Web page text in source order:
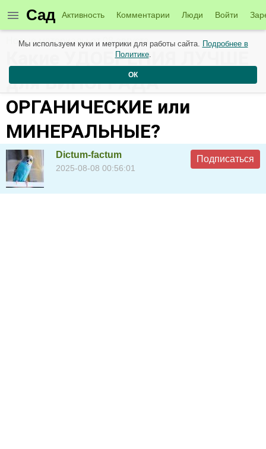
Сад Активность Комментарии Люди Войти
Новые материалы от 08 августа
Какие УДОБРЕНИЯ ЛУЧШЕ
для ВИНОГРАДА –
ОРГАНИЧЕСКИЕ или
МИНЕРАЛЬНЫЕ?
Dictum-factum
2025-08-08 00:56:01
Подписаться
Мы используем куки и метрики для работы сайта. Подробнее в
Политике.
ОК